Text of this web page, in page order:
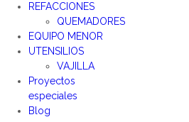
REFACCIONES
QUEMADORES
EQUIPO MENOR
UTENSILIOS
VAJILLA
Proyectos
especiales
Blog